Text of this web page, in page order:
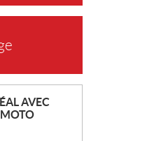
AVEC
MOTO